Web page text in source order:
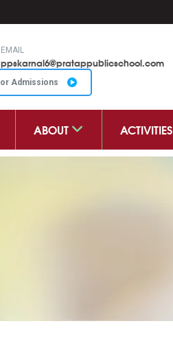
EMAIL
ppskarnal6@pratappublicschool.com
Admissions
ABOUT ACTIVITIES